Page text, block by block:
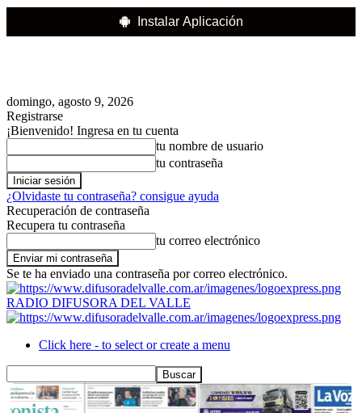
Instalar Aplicación
domingo, agosto 9, 2026
Registrarse
¡Bienvenido! Ingresa en tu cuenta
tu nombre de usuario
tu contraseña
¿Olvidaste tu contraseña? consigue ayuda
Recuperación de contraseña
Recupera tu contraseña
tu correo electrónico
Se te ha enviado una contraseña por correo electrónico.
RADIO DIFUSORA DEL VALLE
Click here - to select or create a menu